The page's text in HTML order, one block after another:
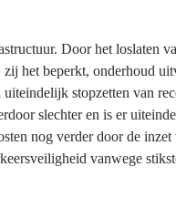
Door het loslaten
het beperkt, onderhoud
stopzetten van
slechter en is er
nog verder door de
vanwege